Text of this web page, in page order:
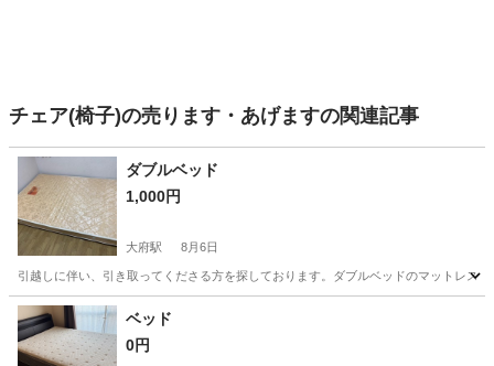
チェア(椅子)の売ります・あげますの関連記事
ダブルベッド
1,000円
大府駅 8月6日
引越しに伴い、引き取ってくださる方を探しております。ダブルベッドのマットレス
愛知 大府市 大府駅
ベッド
0円